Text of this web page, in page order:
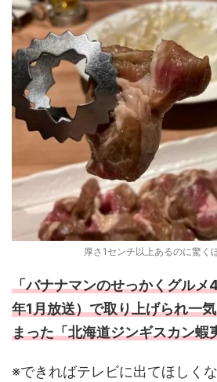
厚さ1センチ以上あるのに驚く
「バナナマンのせっかくグル
年1月放送）で取り上げられ一
まった「北海道ジンギスカン蝦
※できればテレビに出てほしく